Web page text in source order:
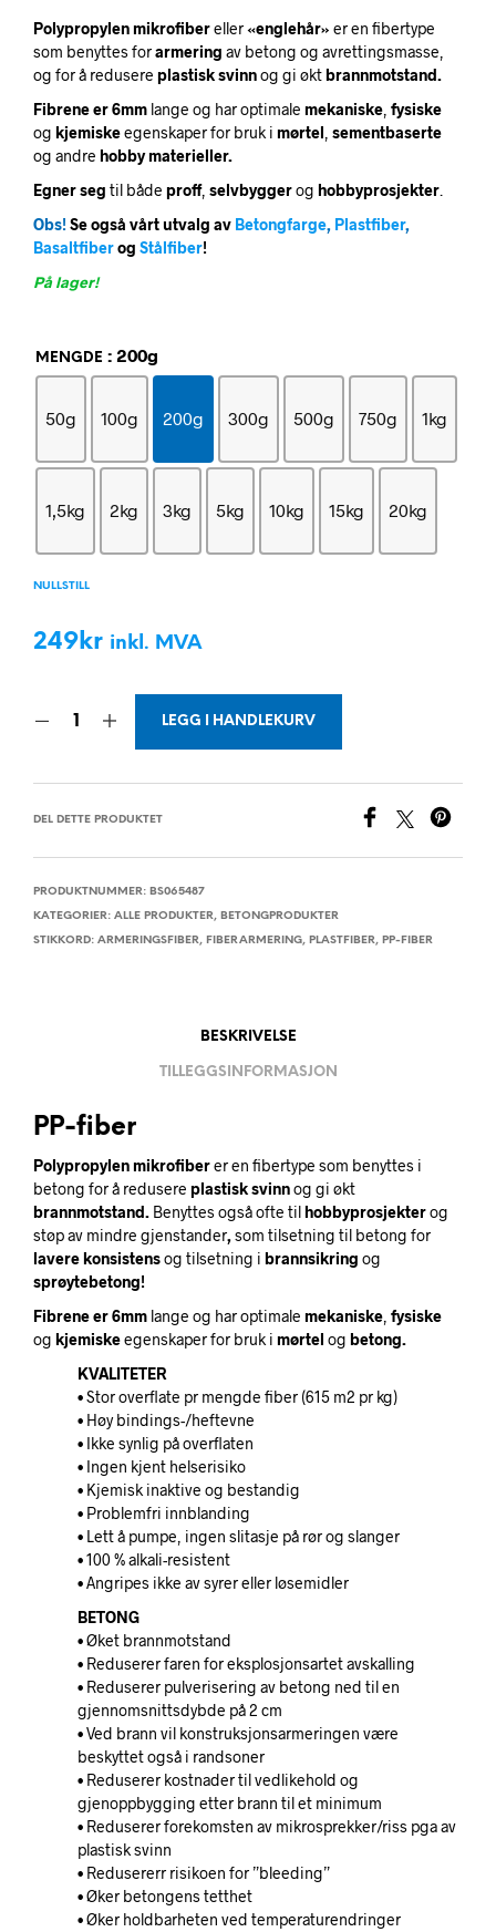
98kr
til
5.998kr
Polypropylen mikrofibereller«englehår» er en fibertype
som benyttes forarmering av betong og avrettingsmasse,
og for å redusere plastisk svinnog gi øktbrannmotstand.
Fibrene er 6mm lange og har optimale mekaniske, fysiske
og kjemiskeegenskaper for bruk i mørtel, sementbaserte
og andre hobby materieller.
Egner seg til både proff, selvbyggerog hobbyprosjekter.
Obs! Se også vårt utvalg av Betongfarge, Plastfiber,
Basaltfiberog Stålfiber!
På lager!
MENGDE : 200g
50g 100g 200g 300g 500g 750g 1kg
1,5kg 2kg 3kg 5kg 10kg 15kg 20kg
NULLSTILL
249kr inkl. MVA
LEGG I HANDLEKURV
DEL DETTE PRODUKTET
PRODUKTNUMMER: BS065487
KATEGORIER: ALLE PRODUKTER, BETONGPRODUKTER
STIKKORD: ARMERINGSFIBER, FIBERARMERING, PLASTFIBER, PP-FIBER
BESKRIVELSE
TILLEGGSINFORMASJON
PP-fiber
Polypropylen mikrofiberer en fibertype som benyttes i
betong for å redusere plastisk svinnog gi økt
brannmotstand. Benyttes også ofte tilhobbyprosjekterog
støp av mindre gjenstander,som tilsetning til betong for
lavere konsistensog tilsetning i brannsikring og
sprøytebetong!
Fibrene er 6mm lange og har optimale mekaniske, fysiske
og kjemiskeegenskaper for bruk i mørtel og betong.
KVALITETER
• Stor overflate pr mengde fiber (615 m2 pr kg)
• Høy bindings-/heftevne
• Ikke synlig på overflaten
• Ingen kjent helserisiko
• Kjemisk inaktive og bestandig
• Problemfri innblanding
• Lett å pumpe, ingen slitasje på rør og slanger
• 100 % alkali-resistent
• Angripes ikke av syrer eller løsemidler
BETONG
• Øket brannmotstand
• Reduserer faren for eksplosjonsartet avskalling
• Reduserer pulverisering av betong ned til en
gjennomsnittsdybde på 2 cm
• Ved brann vil konstruksjonsarmeringen være
beskyttet også i randsoner
• Reduserer kostnader til vedlikehold og
gjenoppbygging etter brann til et minimum
• Reduserer forekomsten av mikrosprekker/riss pga av
plastisk svinn
• Redusererr risikoen for ”bleeding”
• Øker betongens tetthet
• Øker holdbarheten ved temperaturendringer